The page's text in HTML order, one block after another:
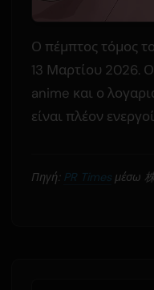
Ο πέμπτος τόμος
13 Μαρτίου 2026.
anime και ο
είναι πλέον
Πηγή: PR Timesμέσω